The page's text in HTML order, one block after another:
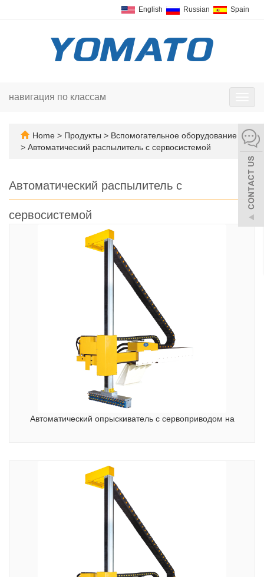
English Russian Spain
навигация по классам
Home > Продукты > Вспомогательное оборудование
> Автоматический распылитель с сервосистемой
Автоматический распылитель с
сервосистемой
Автоматический опрыскиватель с сервоприводом на